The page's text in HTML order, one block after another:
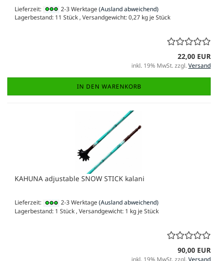
Lieferzeit: 2-3 Werktage(Ausland abweichend)
Lagerbestand: 11 Stück , Versandgewicht:0,27 kg je Stück
22,00 EUR
inkl. 19% MwSt. zzgl.Versand
IN DEN WARENKORB
KAHUNA adjustable SNOW STICK kalani
Lieferzeit: 2-3 Werktage(Ausland abweichend)
Lagerbestand: 1 Stück , Versandgewicht: 1 kg je Stück
90,00 EUR
inkl. 19% MwSt. zzgl.Versand